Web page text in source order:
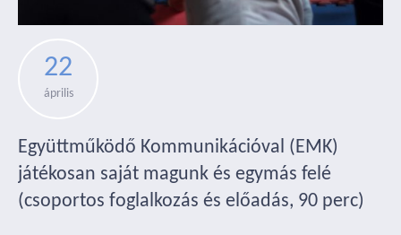
22
április
Együttműködő Kommunikációval (EMK)
játékosan saját magunk és egymás felé
(csoportos foglalkozás és előadás, 90 perc)